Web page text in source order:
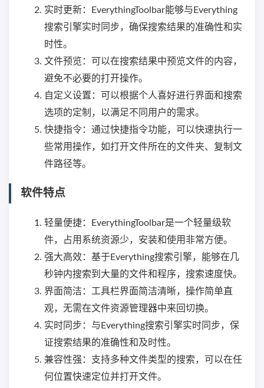
实时更新：EverythingToolbar能够与Everything
搜索引擎实时同步，确保搜索结果的准确性和实
时性。
文件预览：可以在搜索结果中预览文件的内容，
避免不必要的打开操作。
自定义设置：可以根据个人喜好进行界面和搜索
选项的定制，以满足不同用户的需求。
快捷指令：通过快捷指令功能，可以快速执行一
些常用操作，如打开文件所在的文件夹、复制文
件路径等。
软件特点
轻量便捷：EverythingToolbar是一个轻量级软
件，占用系统资源少，安装和使用非常方便。
强大高效：基于Everything搜索引擎，能够在几
秒钟内搜索到大量的文件和程序，搜索速度快。
界面简洁：工具栏界面简洁清晰，操作简单直
观，无需在文件资源管理器中来回切换。
实时同步：与Everything搜索引擎实时同步，保
证搜索结果的准确性和及时性。
兼容性强：支持多种文件类型的搜索，可以在任
何位置快速定位并打开文件。